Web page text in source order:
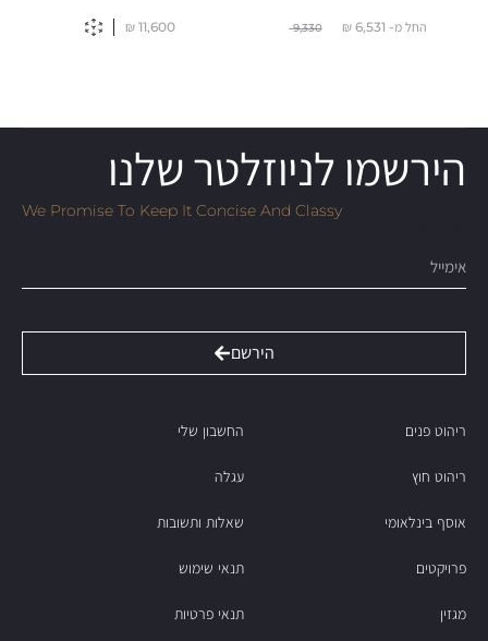
החל מ- 6,531
₪
9,330
11,600
₪
הירשמו לניוזלטר שלנו
We Promise To Keep It Concise And Classy
הירשם
ריהוט פנים
ריהוט חוץ
אוסף בינלאומי
פרויקטים
מגזין
החשבון שלי
עגלה
שאלות ותשובות
תנאי שימוש
תנאי פרטיות